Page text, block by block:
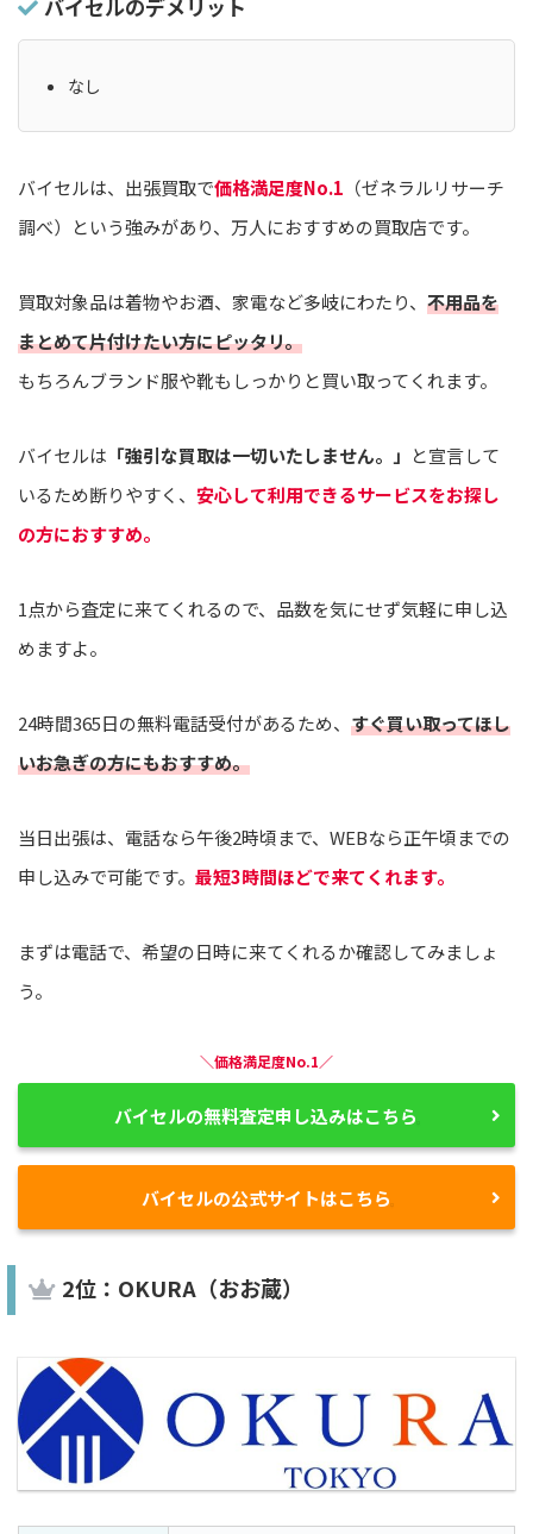
バイセルのデメリット
なし
バイセルは、出張買取で価格満足度No.1 （ゼネラルリサーチ
調べ）という強みがあり、万人におすすめの買取店です。
買取対象品は着物やお酒、家電など多岐にわたり、 不用品を
まとめて片付けたい方にピッタリ。
もちろんブランド服や靴もしっかりと買い取ってくれます。
バイセルは 「強引な買取は一切いたしません。」 と宣言して
いるため断りやすく、 安心して利用できるサービスをお探し
の方におすすめ。
1点から査定に来てくれるので、品数を気にせず気軽に申し込
めますよ。
24時間365日の無料電話受付があるため、 すぐ買い取ってほし
いお急ぎの方にもおすすめ。
当日出張は、電話なら午後2時頃まで、WEBなら正午頃までの
申し込みで可能です。 最短3時間ほどで来てくれます。
まずは電話で、希望の日時に来てくれるか確認してみましょ
う。
＼価格満足度No.1／
バイセルの無料査定申し込みはこちら
バイセルの公式サイトはこちら
2位：OKURA（おお蔵）